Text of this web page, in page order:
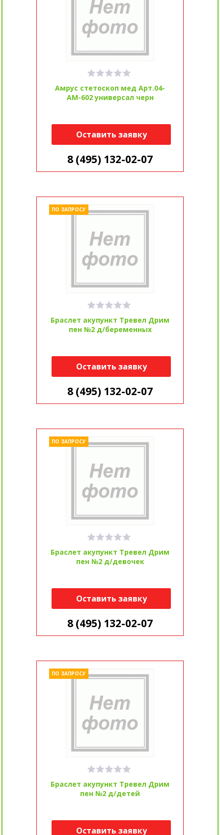
Амрус стетоскоп мед Арт.04-
AM-602 универсал черн
Оставить заявку
8 (495) 132-02-07
Браслет акупункт Тревел Дрим
пен №2 д/беременных
ПО ЗАПРОСУ
Оставить заявку
8 (495) 132-02-07
Браслет акупункт Тревел Дрим
пен №2 д/девочек
ПО ЗАПРОСУ
Оставить заявку
8 (495) 132-02-07
Браслет акупункт Тревел Дрим
пен №2 д/детей
ПО ЗАПРОСУ
Оставить заявку